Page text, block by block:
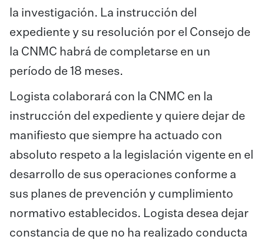
la investigación. La instrucción del
expediente y su resolución por el Consejo de
la CNMC habrá de completarse en un
período de 18 meses.
Logista colaborará con la CNMC en la
instrucción del expediente y quiere dejar de
manifiesto que siempre ha actuado con
absoluto respeto a la legislación vigente en el
desarrollo de sus operaciones conforme a
sus planes de prevención y cumplimiento
normativo establecidos. Logista desea dejar
constancia de que no ha realizado conducta